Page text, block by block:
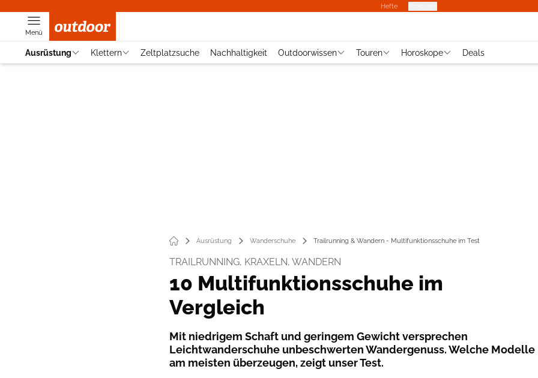
Hefte
Menü
Ausrüstung Klettern Zeltplatzsuche Nachhaltigkeit Outdoorwissen Touren Horoskope Deals
Ausrüstung Wanderschuhe Trailrunning & Wandern - Multifunktionsschuhe im Test
TRAILRUNNING, KRAXELN, WANDERN
10 Multifunktionsschuhe im
Vergleich
Mit niedrigem Schaft und geringem Gewicht versprechen
Leichtwanderschuhe unbeschwerten Wandergenuss. Welche Modelle
am meisten überzeugen, zeigt unser Test.